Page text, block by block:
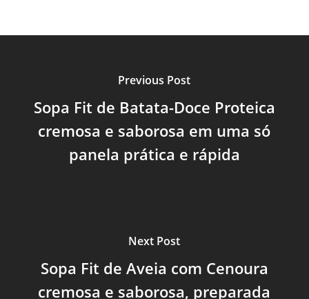
Previous Post
Sopa Fit de Batata-Doce Proteica
cremosa e saborosa em uma só
panela prática e rápida
Next Post
Sopa Fit de Aveia com Cenoura
cremosa e saborosa, preparada